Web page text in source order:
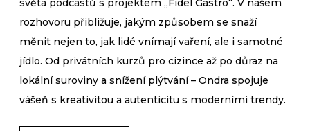
světa podcastů s projektem „Fidel Gastro“. V našem
rozhovoru přibližuje, jakým způsobem se snaží
měnit nejen to, jak lidé vnímají vaření, ale i samotné
jídlo. Od privátních kurzů pro cizince až po důraz na
lokální suroviny a snížení plýtvání – Ondra spojuje
vášeň s kreativitou a autenticitu s moderními trendy.